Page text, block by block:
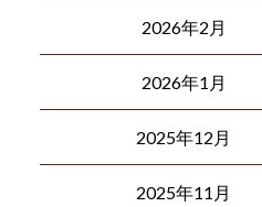
2026年2月
2026年1月
2025年12月
2025年11月